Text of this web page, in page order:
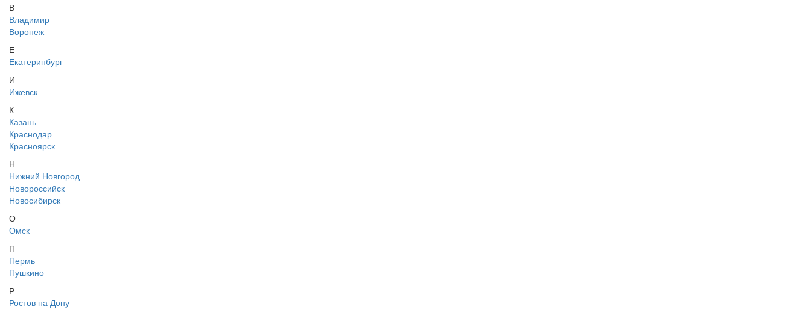
В
Владимир
Воронеж
Е
Екатеринбург
И
Ижевск
К
Казань
Краснодар
Красноярск
Н
Нижний Новгород
Новороссийск
Новосибирск
О
Омск
П
Пермь
Пушкино
Р
Ростов на Дону